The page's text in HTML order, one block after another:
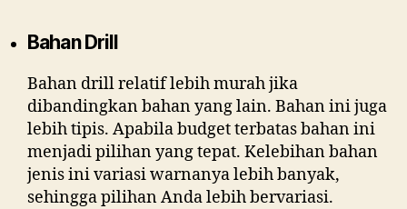
Bahan Drill
Bahan drill relatif lebih murah jika
dibandingkan bahan yang lain. Bahan ini juga
lebih tipis. Apabila budget terbatas bahan ini
menjadi pilihan yang tepat. Kelebihan bahan
jenis ini variasi warnanya lebih banyak,
sehingga pilihan Anda lebih bervariasi.